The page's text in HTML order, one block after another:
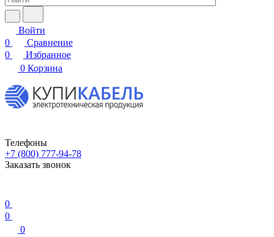
Войти
0
Сравнение
0
Избранное
0 Корзина
Телефоны
+7 (800) 777-94-78
Заказать звонок
0
0
0